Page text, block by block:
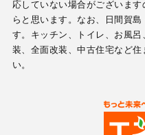
応していない場合がございま
らと思います。なお、日間賀
す。キッチン、トイレ、お風
装、全面改装、中古住宅など
い。